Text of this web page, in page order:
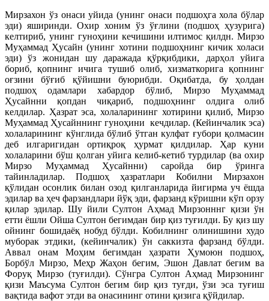
Мирзахон ўз онаси уйида (унинг онаси подшоҳга хола бўлар
эди) яширинди. Охир хоним ўз ўғлини (подшоҳ ҳузурига)
келтириб, унинг гуноҳини кечишини илтимос қилдн. Мирзо
Муҳаммад Ҳусайн (унинг хотини подшоҳнинг кичик холаси
эди) ўз жонидан шу даражада қўрқибдики, дарҳол уйига
бориб, қопнинг ичига тушиб олиб, хизматкорига қопнинг
оғзини бўғиб қўйишни буюрибди. Оқибатда, бу ҳолдан
подшоҳ одамлари хабардор бўлиб, Мирзо Муҳаммад
Ҳусайнни қопдан чиқариб, подшоҳнинг олдига олиб
келдилар. Ҳазрат эса, холаларининг хотирини қилиб, Мирзо
Муҳаммад Ҳусайннинг гуноҳини кечдилар. (Кейинчалик эса)
холаларининг кўнглида бўлиб ўтган кулфат ғубори қолмасин
деб илгаригидан ортиқроқ ҳурмат қилдилар. Ҳар куни
холаларини бўш қолган уйига келиб-кетиб турдилар (ва охир
Мирзо Муҳаммад Ҳусайнни) саройда бир ўринга
тайинладилар. Подшоҳ ҳазратлари Кобилни Мирзахон
қўлидан осонлик билан озод қилганларида йигирма уч ёшда
эдилар ва ҳеч фарзандлари йўқ эди, фарзанд кўришни кўп орзу
қилар эдилар. Шу йили Султон Аҳмад Мирзонннг қизи ўн
етти ёшли Ойша Султон бегимдан бир қиз туғилди. Бу қиз шу
ойнинг бошидаёқ нобуд бўлди. Кобилнинг олинишини худо
муборак этдики, (кейинчалик) ўн саккизта фарзанд бўлди.
Аввал онам Моҳим бегимдан ҳазрати Ҳумоюн подшоҳ,
Борбўл Мирзо, Меҳр Жаҳон бегим, Эшон Давлат бегим ва
Форуқ Мирзо (туғилди). Сўнгра Султон Аҳмад Мирзонинг
қизи Маъсума Султон бегим бир қиз туғди, ўзи эса туғиш
вақтида вафот этди ва онасининг отини қизига қўйдилар.